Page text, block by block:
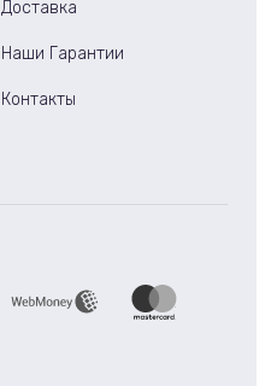
Доставка
Наши Гарантии
Контакты